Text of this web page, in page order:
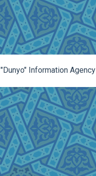
"Dunyo" Information Agency